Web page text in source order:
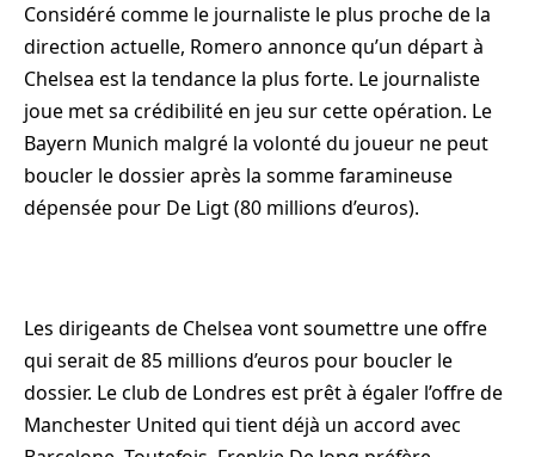
Considéré comme le journaliste le plus proche de la
direction actuelle, Romero annonce qu’un départ à
Chelsea est la tendance la plus forte. Le journaliste
joue met sa crédibilité en jeu sur cette opération. Le
Bayern Munich malgré la volonté du joueur ne peut
boucler le dossier après la somme faramineuse
dépensée pour De Ligt (80 millions d’euros).
Les dirigeants de Chelsea vont soumettre une offre
qui serait de 85 millions d’euros pour boucler le
dossier. Le club de Londres est prêt à égaler l’offre de
Manchester United qui tient déjà un accord avec